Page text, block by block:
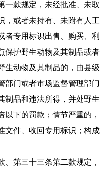
一款规定，未经批准、未取
，或者未持有、未附有人工
者专用标识出售、购买、利
保护野生动物及其制品或者
生动物及其制品的，由县级
部门或者市场监督管理部门
制品和违法所得，并处野生
以下的罚款；情节严重的，
文件、收回专用标识；构成
第三十三条第二款规定，